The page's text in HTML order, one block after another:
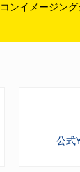
ンイメージング
公式